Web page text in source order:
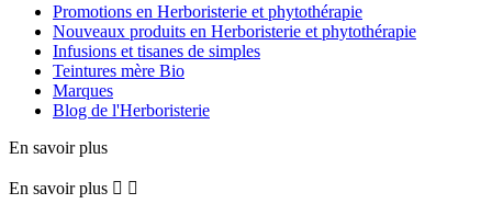
Promotions en Herboristerie et phytothérapie
Nouveaux produits en Herboristerie et phytothérapie
Infusions et tisanes de simples
Teintures mère Bio
Marques
Blog de l'Herboristerie
En savoir plus
En savoir plus  